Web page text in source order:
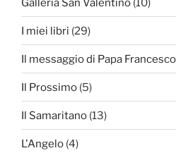
Galleria San Valentino (10)
I miei libri (29)
Il messaggio di Papa Francesco
Il Prossimo (5)
Il Samaritano (13)
L'Angelo (4)